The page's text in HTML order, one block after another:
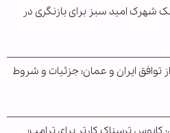
شهرک امید سبز برای بازنگری در
از توافق ایران و عمان؛ جزئیات و شروط